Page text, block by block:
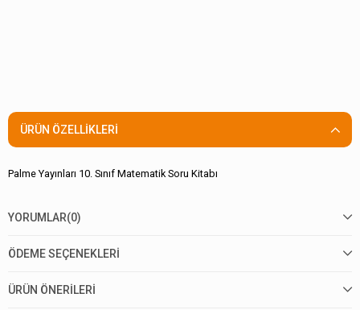
ÜRÜN ÖZELLIKLERI
Palme Yayınları 10. Sınıf Matematik Soru Kitabı
YORUMLAR(0)
ÖDEME SEÇENEKLERI
ÜRÜN ÖNERILERI